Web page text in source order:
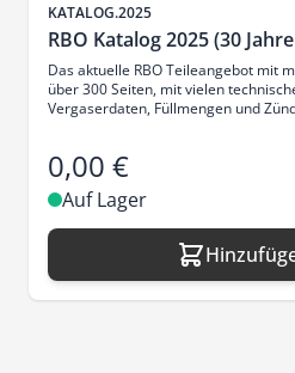
Artikelnr.
KATALOG.2025
RBO Katalog 2025 (30
Das aktuelle RBO Teileangebot mit
über 300 Seiten, mit vielen
Vergaserdaten, Füllmengen und
0,00 €
Auf Lager